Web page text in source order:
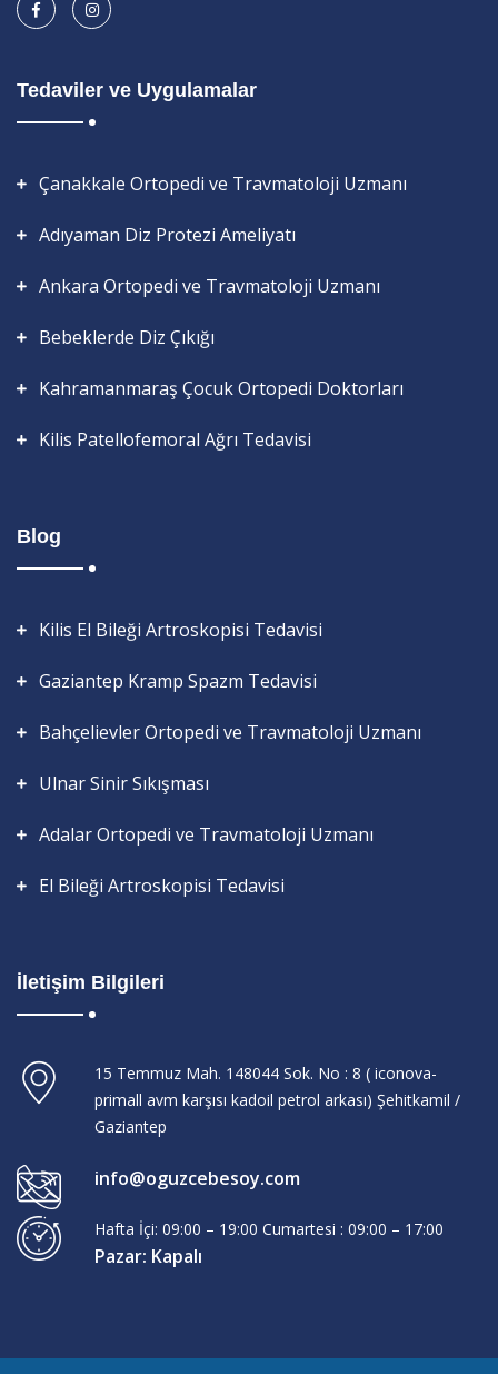
Tedaviler ve Uygulamalar
Çanakkale Ortopedi ve Travmatoloji Uzmanı
Adıyaman Diz Protezi Ameliyatı
Ankara Ortopedi ve Travmatoloji Uzmanı
Bebeklerde Diz Çıkığı
Kahramanmaraş Çocuk Ortopedi Doktorları
Kilis Patellofemoral Ağrı Tedavisi
Blog
Kilis El Bileği Artroskopisi Tedavisi
Gaziantep Kramp Spazm Tedavisi
Bahçelievler Ortopedi ve Travmatoloji Uzmanı
Ulnar Sinir Sıkışması
Adalar Ortopedi ve Travmatoloji Uzmanı
El Bileği Artroskopisi Tedavisi
İletişim Bilgileri
15 Temmuz Mah. 148044 Sok. No : 8 ( iconova-
primall avm karşısı kadoil petrol arkası) Şehitkamil /
Gaziantep
info@oguzcebesoy.com
Hafta İçi: 09:00 – 19:00 Cumartesi : 09:00 – 17:00
Pazar: Kapalı